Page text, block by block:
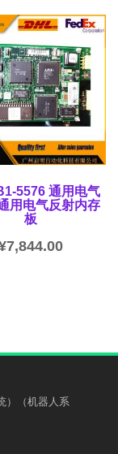
5576 通用电气
用电气反射内存
板
7,844.00
）（机器人系